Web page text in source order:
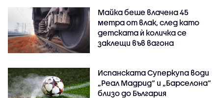
Майка беше влачена 45
метра от влак, след като
детската ѝ количка се
заклещи във вагона
Испанската Суперкупа води
„Реал Мадрид“ и „Барселона“
близо до България